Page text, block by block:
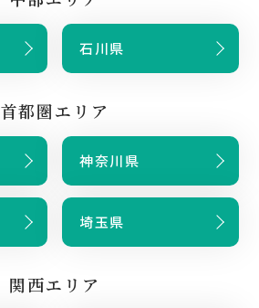
石川県
首都圏エリア
神奈川県
埼玉県
関西エリア